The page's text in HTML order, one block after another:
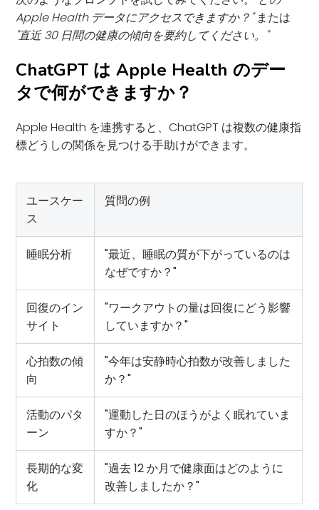
Apple Health データにアクセスできますか？"または
"直近 30 日間の健康の傾向を要約してください。"
ChatGPT は Apple Health のデー
タで何ができますか？
Apple Health を連携すると、ChatGPT は複数の健康指
標どうしの関係を見つける手助けができます。
ユースケー
ス
質問の例
睡眠分析
"最近、睡眠の質が下がっているのは
なぜですか？"
回復のイン
サイト
"ワークアウトの量は回復にどう影響
していますか？"
心拍数の傾
向
"今年は安静時心拍数が改善しました
か？"
活動のパタ
ーン
"運動した日のほうがよく眠れていま
すか？"
長期的な変
化
"過去 12 か月で健康面はどのように
改善しましたか？"